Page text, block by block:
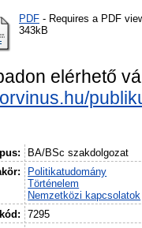
PDF - Requires a PDF
343kB
elérhető
BA/BSc szakdolgozat
Politikatudomány
Történelem
Nemzetközi kapcsolatok
7295